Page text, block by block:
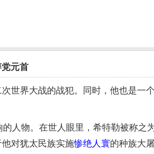
元首
世界大战的战犯。同时，他也是一
。在世人眼里，希特勒被称之为
对犹太民族实施惨绝人寰的种族大